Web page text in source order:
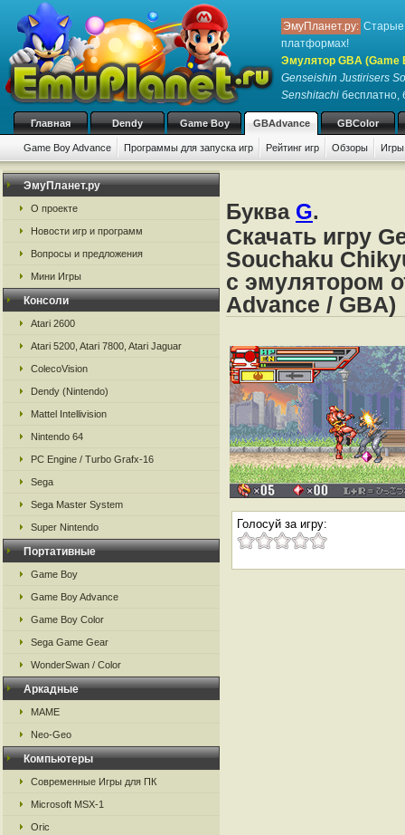
ЭмуПланет.ру: Старые
платформах!
Эмулятор GBA (Game
Genseishin Justirisers
Senshitachi бесплатно,
Главная Dendy Game Boy GBAdvance GBColor
Game Boy Advance Программы для запуска игр Рейтинг игр Обзоры
ЭмуПланет.ру
О проекте
Новости игр и программ
Вопросы и предложения
Мини Игры
Консоли
Atari 2600
Atari 5200, Atari 7800, Atari Jaguar
ColecoVision
Dendy (Nintendo)
Mattel Intellivision
Nintendo 64
PC Engine / Turbo Grafx-16
Sega
Sega Master System
Super Nintendo
Портативные
Game Boy
Game Boy Advance
Game Boy Color
Sega Game Gear
WonderSwan / Color
Аркадные
MAME
Neo-Geo
Компьютеры
Современные Игры для ПК
Microsoft MSX-1
Oric
Буква G.
Скачать игру
Souchaku
с эмулятором
Advance / GBA)
Голосуй за игру: